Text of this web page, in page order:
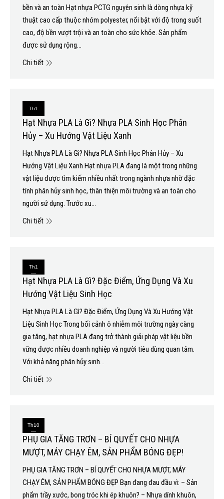
bền và an toàn Hạt nhựa PCTG nguyên sinh là dòng nhựa kỹ
thuật cao cấp thuộc nhóm polyester, nổi bật với độ trong suốt
cao, độ bền vượt trội và an toàn cho sức khỏe. Sản phẩm
được sử dụng rộng…
Chi tiết
Th1
6
2026
Hạt Nhựa PLA Là Gì? Nhựa PLA Sinh Học Phân
Hủy – Xu Hướng Vật Liệu Xanh
Hạt Nhựa PLA Là Gì? Nhựa PLA Sinh Học Phân Hủy – Xu
Hướng Vật Liệu Xanh Hạt nhựa PLA đang là một trong những
vật liệu được tìm kiếm nhiều nhất trong ngành nhựa nhờ đặc
tính phân hủy sinh học, thân thiện môi trường và an toàn cho
người sử dụng. Trước xu…
Chi tiết
Th1
6
2026
Hạt Nhựa PLA Là Gì? Đặc Điểm, Ứng Dụng Và Xu
Hướng Vật Liệu Sinh Học
Hạt Nhựa PLA Là Gì? Đặc Điểm, Ứng Dụng Và Xu Hướng Vật
Liệu Sinh Học Trong bối cảnh ô nhiễm môi trường ngày càng
gia tăng, hạt nhựa PLA đang trở thành giải pháp vật liệu bền
vững được nhiều doanh nghiệp và người tiêu dùng quan tâm.
Với khả năng phân hủy sinh…
Chi tiết
Th10
11
2025
PHỤ GIA TĂNG TRƠN – BÍ QUYẾT CHO NHỰA
MƯỢT, MÁY CHẠY ÊM, SẢN PHẨM BÓNG ĐẸP!
PHỤ GIA TĂNG TRƠN – BÍ QUYẾT CHO NHỰA MƯỢT, MÁY
CHẠY ÊM, SẢN PHẨM BÓNG ĐẸP Bạn đang đau đầu vì: – Sản
phẩm trầy xước, bong tróc khi ép khuôn? – Nhựa dính khuôn,